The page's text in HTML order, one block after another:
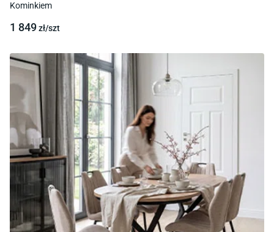
Kominkiem
1 849zł/szt